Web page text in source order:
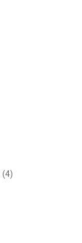
(4)